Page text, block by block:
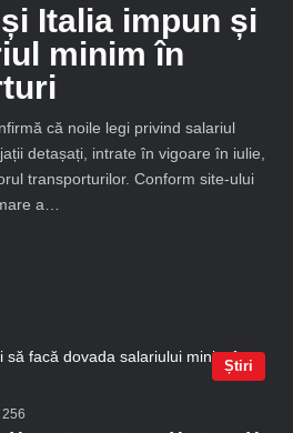
Italia impun și
minim în
că noile legi privind salariul
detașați, intrate în vigoare în iulie,
transporturilor. Conform site-ului
a…
Știri
256